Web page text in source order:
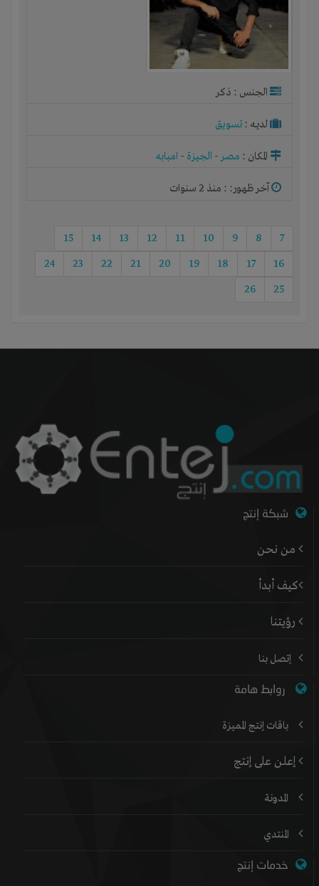
الجنس : ذكر
لديـه : تسويق
المكان : مصر- الجيزة - امبابه
آخر ظهور: : منذ 2 سنوات
7
8
9
10
11
12
13
14
15
16
17
18
19
20
21
22
23
24
25
26
شبكة إنتج
من نحن
كيف أبدأ
رؤيتنا
إتصل بنا
روابط هامة
باقات إنتج المميزة
إعلن على إنتج
المدونة
المنتدي
خدمات إنتج